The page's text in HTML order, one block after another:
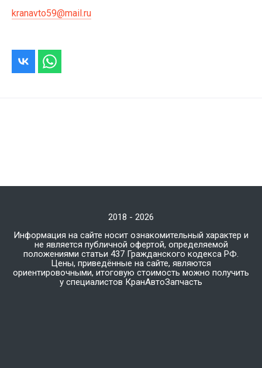
kranavto59@mail.ru
2018 - 2026
Информация на сайте носит ознакомительный характер и
не является публичной офертой, определяемой
положениями статьи 437 Гражданского кодекса РФ.
Цены, приведённые на сайте, являются
ориентировочными, итоговую стоимость можно получить
у специалистов КранАвтоЗапчасть